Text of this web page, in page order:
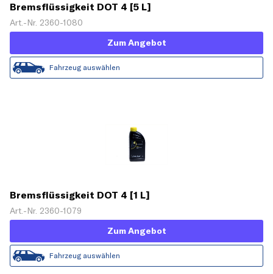
Bremsflüssigkeit DOT 4 [5 L]
Art.-Nr. 2360-1080
Zum Angebot
Fahrzeug auswählen
Bremsflüssigkeit DOT 4 [1 L]
Art.-Nr. 2360-1079
Zum Angebot
Fahrzeug auswählen